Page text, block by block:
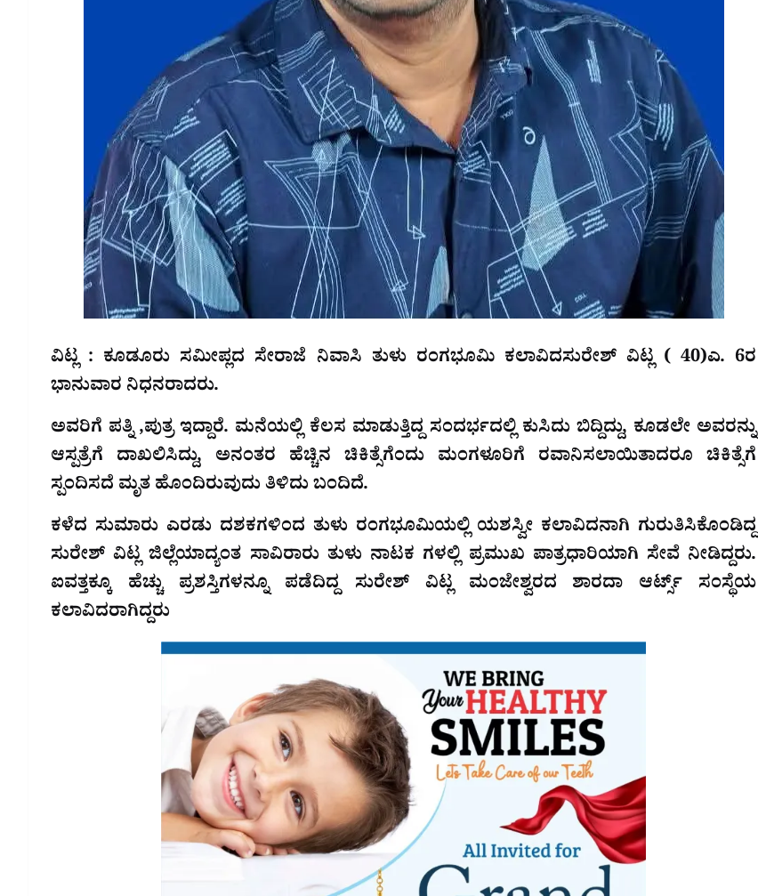
ವಿಟ್ಲ : ಕೂಡೂರು ಸಮೀಪ್ಲದ ಸೇರಾಜೆ ನಿವಾಸಿ ತುಳು ರಂಗಭೂಮಿ ಕಲಾವಿದಸುರೇಶ್ ವಿಟ್ಲ ( 40)ಎ. 6ರ
ಭಾನುವಾರ ನಿಧನರಾದರು.
ಅವರಿಗೆ ಪತ್ನಿ ,ಪುತ್ರ ಇದ್ದಾರೆ. ಮನೆಯಲ್ಲಿ ಕೆಲಸ ಮಾಡುತ್ತಿದ್ದ ಸಂದರ್ಭದಲ್ಲಿ ಕುಸಿದು ಬಿದ್ದಿದ್ದು, ಕೂಡಲೇ ಅವರನ್ನು
ಆಸ್ಪತ್ರೆಗೆ ದಾಖಲಿಸಿದ್ದು, ಅನಂತರ ಹೆಚ್ಚಿನ ಚಿಕಿತ್ಸೆಗೆಂದು ಮಂಗಳೂರಿಗೆ ರವಾನಿಸಲಾಯಿತಾದರೂ ಚಿಕಿತ್ಸೆಗೆ
ಸ್ಪಂದಿಸದೆ ಮೃತ ಹೊಂದಿರುವುದು ತಿಳಿದು ಬಂದಿದೆ.
ಕಳೆದ ಸುಮಾರು ಎರಡು ದಶಕಗಳಿಂದ ತುಳು ರಂಗಭೂಮಿಯಲ್ಲಿ ಯಶಸ್ವೀ ಕಲಾವಿದನಾಗಿ ಗುರುತಿಸಿಕೊಂಡಿದ್ದ
ಸುರೇಶ್ ವಿಟ್ಲ ಜಿಲ್ಲೆಯಾದ್ಯಂತ ಸಾವಿರಾರು ತುಳು ನಾಟಕ ಗಳಲ್ಲಿ ಪ್ರಮುಖ ಪಾತ್ರಧಾರಿಯಾಗಿ ಸೇವೆ ನೀಡಿದ್ದರು.
ಐವತ್ತಕ್ಕೂ ಹೆಚ್ಚು ಪ್ರಶಸ್ತಿಗಳನ್ನೂ ಪಡೆದಿದ್ದ ಸುರೇಶ್ ವಿಟ್ಲ ಮಂಜೇಶ್ವರದ ಶಾರದಾ ಆರ್ಟ್ಸ್ ಸಂಸ್ಥೆಯ
ಕಲಾವಿದರಾಗಿದ್ದರು